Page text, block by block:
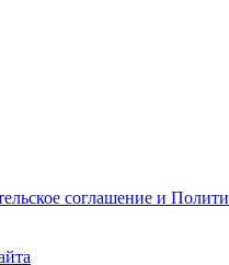
соглашение и